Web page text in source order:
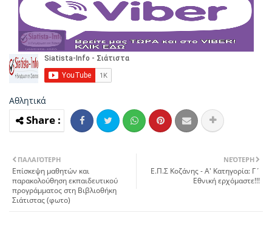
Αθλητικά
ΝΕΌΤΕΡΗ
Ε.Π.Σ Κοζάνης - Α' Κατηγορία: Γ΄
Εθνική ερχόμαστε!!!
ΠΑΛΑΙΌΤΕΡΗ
Επίσκεψη μαθητών και
παρακολούθηση εκπαιδευτικού
προγράμματος στη Βιβλιοθήκη
Σιάτιστας (φωτο)